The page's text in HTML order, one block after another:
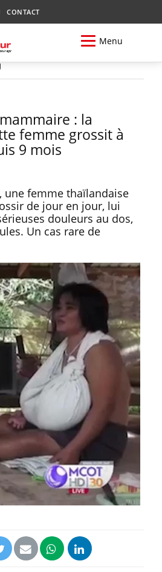
CONTACT
Menu
: la
femme grossit à
9 mois
une femme thaïlandaise
de jour en jour, lui
douleurs au dos,
Un cas rare de